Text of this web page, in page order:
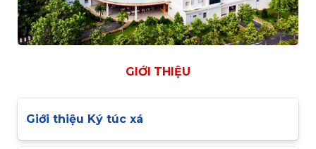
GIỚI THIỆU
Giới thiệu Ký túc xá